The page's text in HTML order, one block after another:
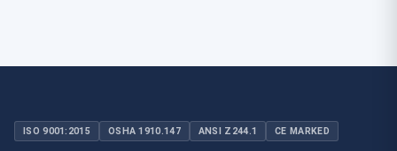
ISO 9001:2015 OSHA 1910.147 ANSI Z244.1 CE MARKED